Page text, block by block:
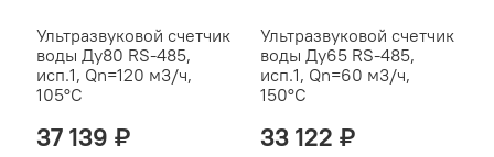
Ультразвуковой счетчик
воды Ду80 RS-485,
исп.1, Qn=120 м3/ч,
105°C
37 139 ₽
Ультразвуковой счетчик
воды Ду65 RS-485,
исп.1, Qn=60 м3/ч,
150°C
33 122 ₽